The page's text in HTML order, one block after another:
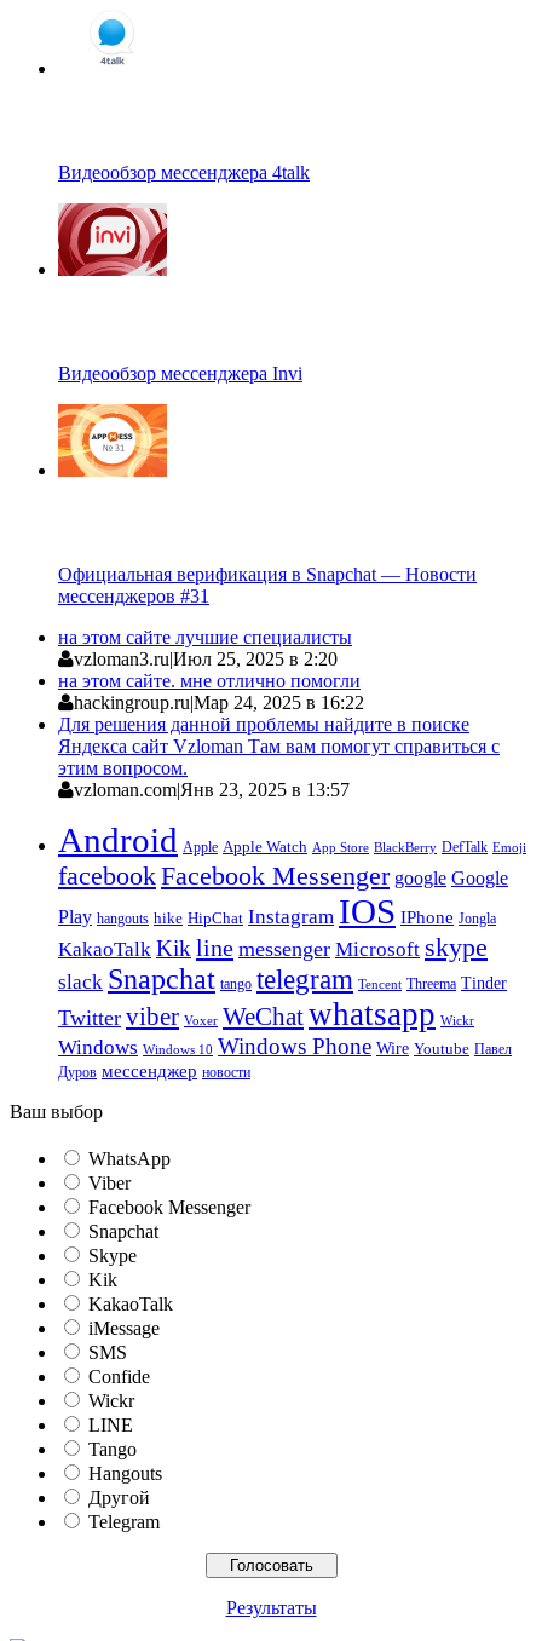
Видеообзор мессенджера 4talk
Видеообзор мессенджера Invi
Официальная верификация в Snapchat — Новости
мессенджеров #31
на этом сайте лучшие специалисты
vzloman3.ru|Июл 25, 2025 в 2:20
на этом сайте. мне отлично помогли
hackingroup.ru|Мар 24, 2025 в 16:22
Для решения данной проблемы найдите в поиске
Яндекса сайт Vzloman Там вам помогут справиться с
этим вопросом.
vzloman.com|Янв 23, 2025 в 13:57
Android Apple Apple Watch App Store BlackBerry DefTalk Emoji
facebookFacebook Messenger google Google
Play hangouts hike HipChat Instagram IOS IPhone Jongla
KakaoTalk Kik line messenger Microsoft skype
slack Snapchat tango telegram Tencent Threema Tinder
Twitter viber Voxer WeChatwhatsapp Wickr
Windows Windows 10 Windows Phone Wire Youtube Павел
Дуров мессенджер новости
Ваш выбор
WhatsApp
Viber
Facebook Messenger
Snapchat
Skype
Kik
KakaoTalk
iMessage
SMS
Confide
Wickr
LINE
Tango
Hangouts
Другой
Telegram
Результаты